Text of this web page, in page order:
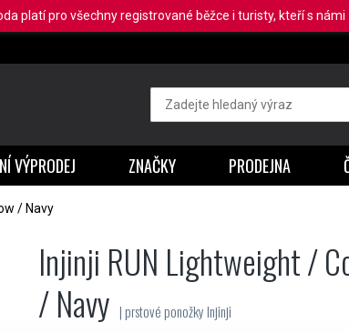
VÝPRODEJ ZNAČKY PRODEJNA
/ Navy
Injinji RUN Lightweight /
/ Navy | prstové ponožky Injinji
platí pro všechny registrované běžce i turisty, kteří s